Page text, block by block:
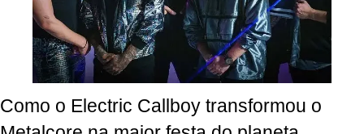
Como o Electric Callboy transformou o